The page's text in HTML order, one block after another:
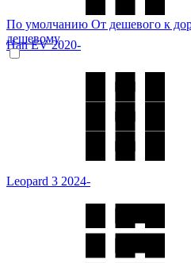
Han EV 2020-
Leopard 3 2024-
По умолчанию От дешевого к
дешевому